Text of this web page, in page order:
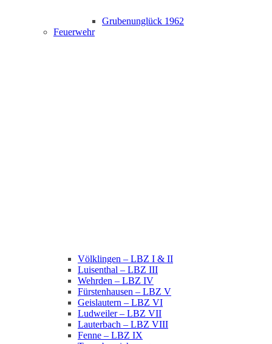
Grubenunglück 1962
Feuerwehr
Völklingen – LBZ I & II
Luisenthal – LBZ III
Wehrden – LBZ IV
Fürstenhausen – LBZ V
Geislautern – LBZ VI
Ludweiler – LBZ VII
Lauterbach – LBZ VIII
Fenne – LBZ IX